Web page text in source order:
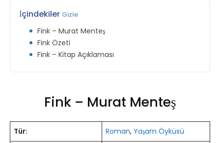
İçindekiler Gizle
Fink – Murat Menteş
Fink Özeti
Fink – Kitap Açıklaması
Fink – Murat Menteş
Tür: Roman, Yaşam Öyküsü